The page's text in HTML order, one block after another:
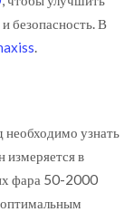
безопасность. В
.
узнать
измеряется в
фара 50-2000